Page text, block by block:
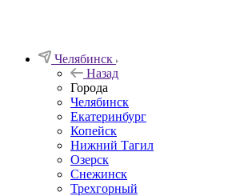
Челябинск
Назад
Города
Челябинск
Екатеринбург
Копейск
Нижний Тагил
Озерск
Снежинск
Трехгорный